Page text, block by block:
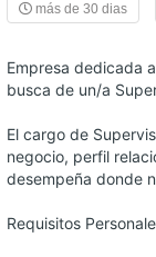
más de 30 dias
Empresa dedicada
busca de un/a
El cargo de
negocio, perfil
desempeña donde
Requisitos